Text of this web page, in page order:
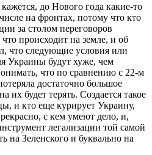
до Нового года какие-то
на фронтах, потому что кто
за столом переговоров
происходит на земле, и об
что следующие условия или
Украины будут хуже, чем
что по сравнению с 22-м
достаточно большое
их будет терять. Создается такое
и кто еще курирует Украину,
с кем умеют дело, и,
легализации той самой
на Зеленского и буквально на